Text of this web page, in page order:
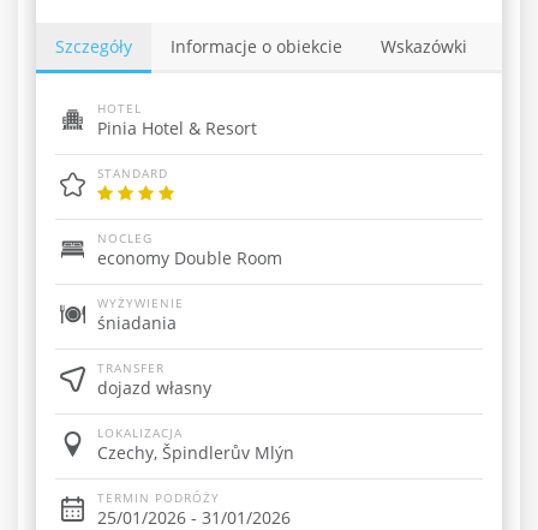
Szczegóły Informacje o obiekcie Wskazówki
HOTEL
Pinia Hotel & Resort
STANDARD
NOCLEG
economy Double Room
WYŻYWIENIE
śniadania
TRANSFER
dojazd własny
LOKALIZACJA
Czechy, Špindlerův Mlýn
TERMIN PODRÓŻY
25/01/2026 - 31/01/2026